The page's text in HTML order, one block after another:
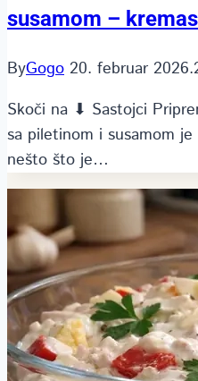
susamom –
ByGogo 20. februar 2026.
Skoči na ⬇ Sastojci
sa piletinom i susamom
nešto što je…